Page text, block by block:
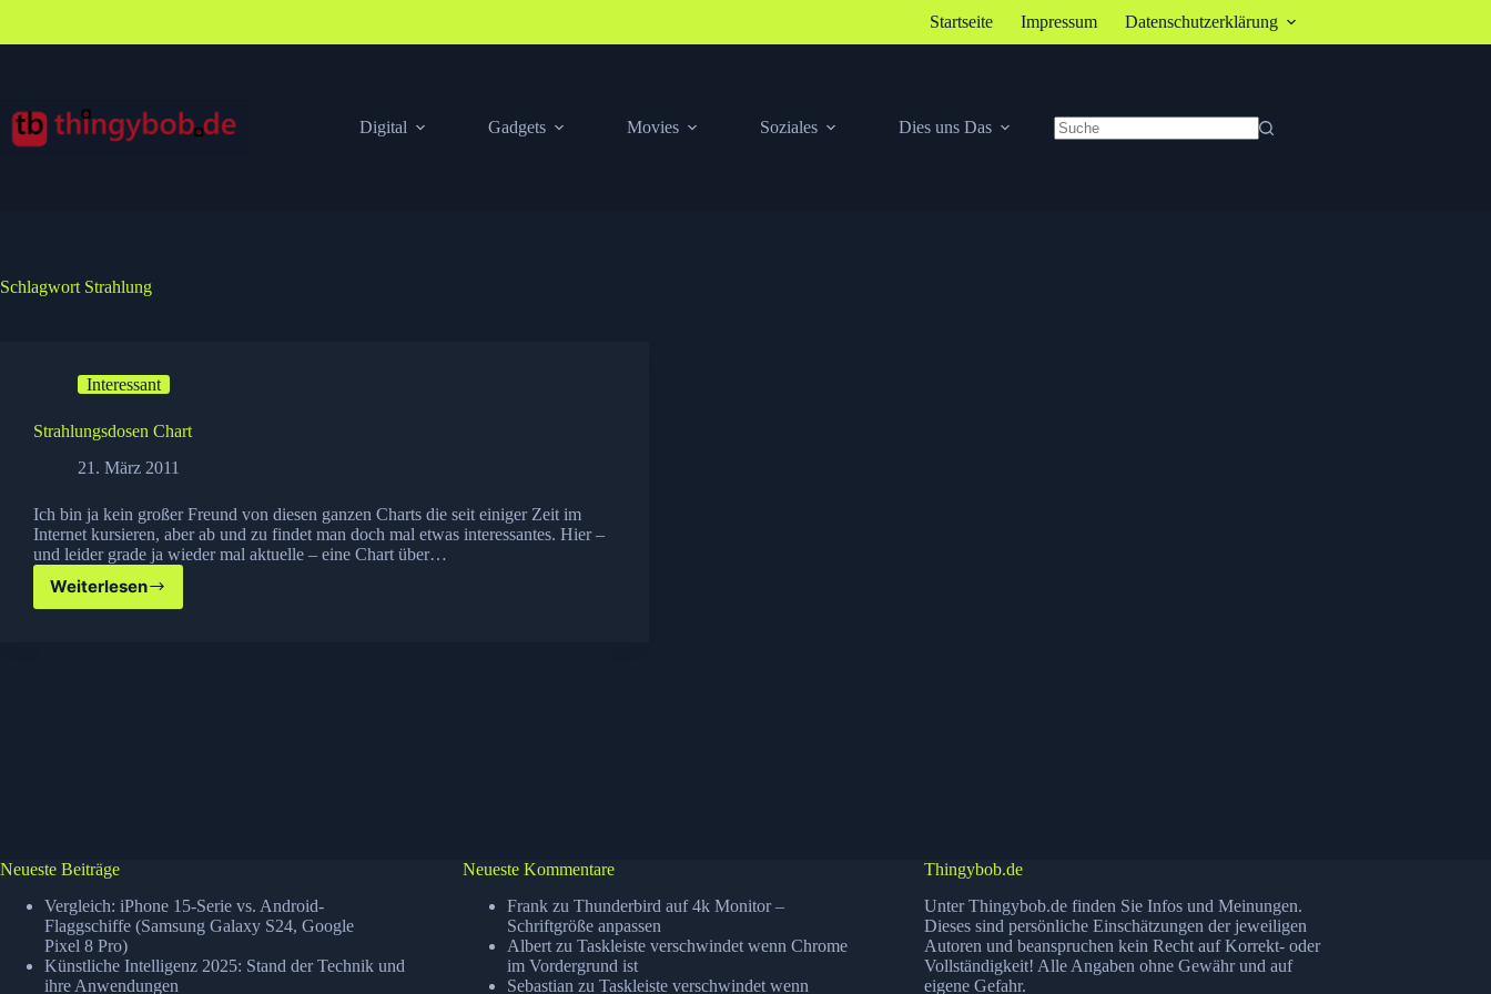
springen
Startseite Impressum Datenschutzerklärung
Digital Gadgets Movies Soziales
Dies uns Das
Schlagwort Strahlung
Interessant
Strahlungsdosen Chart
21. März 2011
Ich bin ja kein großer Freund von diesen ganzen Charts die seit einiger Zeit im
Internet kursieren, aber ab und zu findet man doch mal etwas interessantes. Hier –
und leider grade ja wieder mal aktuelle – eine Chart über…
WeiterlesenStrahlungsdosen
Neueste Beiträge
Vergleich: iPhone 15-Serie vs. Android-
Flaggschiffe (Samsung Galaxy S24, Google
Pixel 8 Pro)
Künstliche Intelligenz 2025: Stand der Technik und
ihre Anwendungen
Neueste Kommentare
Frankzu Thunderbird auf 4k Monitor –
Schriftgröße anpassen
Albertzu Taskleiste verschwindet wenn Chrome
im Vordergrund ist
Sebastian zu Taskleiste verschwindet wenn
Thingybob.de
Unter Thingybob.de finden Sie Infos und Meinungen.
Dieses sind persönliche Einschätzungen der jeweiligen
Autoren und beanspruchen kein Recht auf Korrekt- oder
Vollständigkeit! Alle Angaben ohne Gewähr und auf
eigene Gefahr.